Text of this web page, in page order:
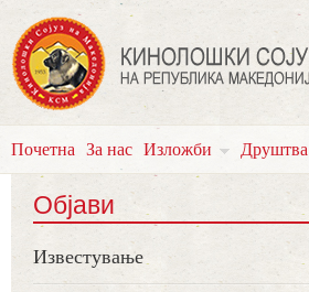
Почетна За нас Изложби Друштва
Објави
Известување